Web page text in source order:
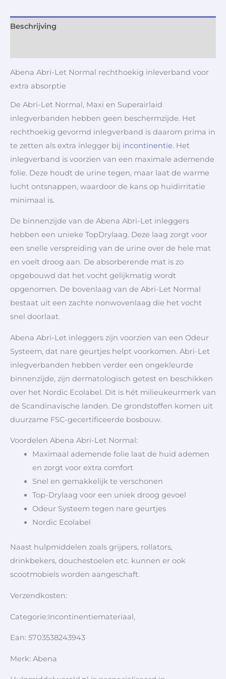
Beschrijving
Abena Abri-Let Normal rechthoekig inleverband voor
extra absorptie
De Abri-Let Normal, Maxi en Superairlaid
inlegverbanden hebben geen beschermzijde. Het
rechthoekig gevormd inlegverband is daarom prima in
te zetten als extra inlegger bij incontinentie. Het
inlegverband is voorzien van een maximale ademende
folie. Deze houdt de urine tegen, maar laat de warme
lucht ontsnappen, waardoor de kans op huidirritatie
minimaal is.
De binnenzijde van de Abena Abri-Let inleggers
hebben een unieke TopDrylaag. Deze laag zorgt voor
een snelle verspreiding van de urine over de hele mat
en voelt droog aan. De absorberende mat is zo
opgebouwd dat het vocht gelijkmatig wordt
opgenomen. De bovenlaag van de Abri-Let Normal
bestaat uit een zachte nonwovenlaag die het vocht
snel doorlaat.
Abena Abri-Let inleggers zijn voorzien van een Odeur
Systeem, dat nare geurtjes helpt voorkomen. Abri-Let
inlegverbanden hebben verder een ongekleurde
binnenzijde, zijn dermatologisch getest en beschikken
over het Nordic Ecolabel. Dit is hét milieukeurmerk van
de Scandinavische landen. De grondstoffen komen uit
duurzame FSC-gecertificeerde bosbouw.
Voordelen Abena Abri-Let Normal:
Maximaal ademende folie laat de huid ademen
en zorgt voor extra comfort
Snel en gemakkelijk te verschonen
Top-Drylaag voor een uniek droog gevoel
Odeur Systeem tegen nare geurtjes
Nordic Ecolabel
Naast hulpmiddelen zoals grijpers, rollators,
drinkbekers, douchestoelen etc. kunnen er ook
scootmobiels worden aangeschaft.
Verzendkosten:
Categorie:Incontinentiemateriaal,
Ean: 5703538243943
Merk: Abena